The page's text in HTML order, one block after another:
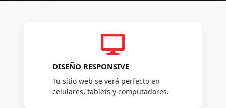

DISEÑO RESPONSIVE
Tu sitio web se verá perfecto en
celulares, tablets y computadores.